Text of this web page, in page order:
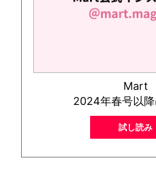
Mart
2024年春号以
試し読み